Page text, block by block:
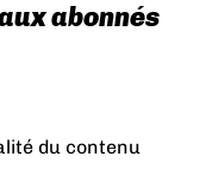
abonnés
du contenu